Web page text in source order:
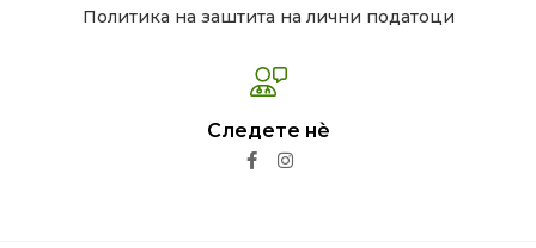
Политика на заштита на лични податоци
Следете нѐ